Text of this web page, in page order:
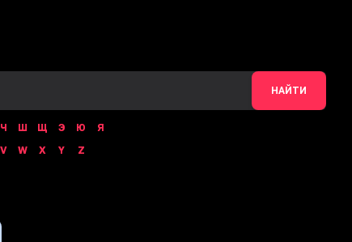
НАЙТИ
Ч Ш Щ Э Ю
Я
V W X Y Z